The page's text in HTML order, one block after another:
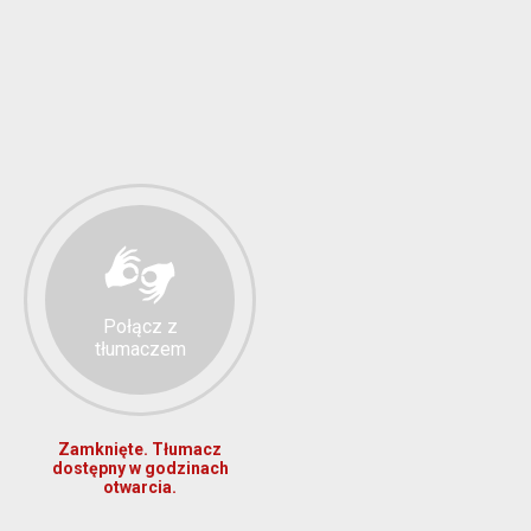
Połącz z
tłumaczem
Zamknięte. Tłumacz
dostępny w godzinach
otwarcia.